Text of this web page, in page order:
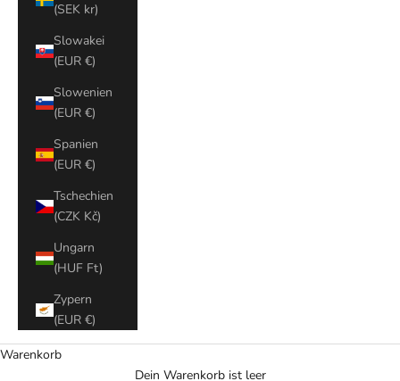
(SEK kr)
Slowakei
(EUR €)
Slowenien
(EUR €)
Spanien
(EUR €)
Tschechien
(CZK Kč)
Ungarn
(HUF Ft)
Zypern
(EUR €)
Warenkorb
Dein Warenkorb ist leer